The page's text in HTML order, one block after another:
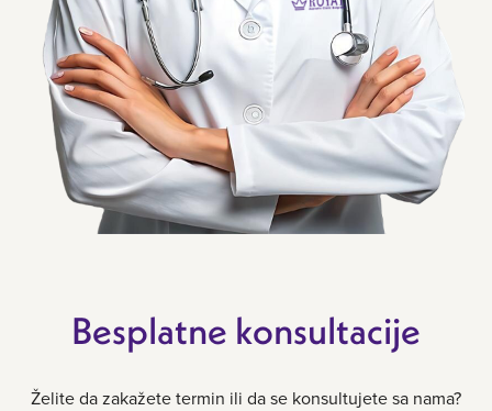
Besplatne konsultacije
Želite da zakažete termin ili da se konsultujete sa nama?